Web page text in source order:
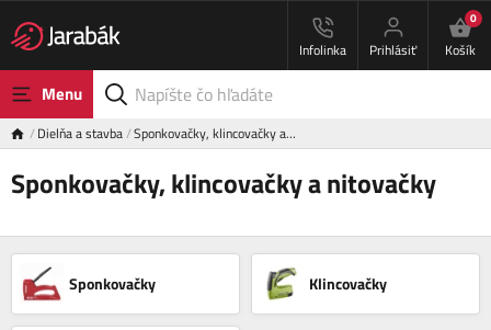
Infolinka Prihlásiť
0
Košík
Menu
Dielňa a stavba Sponkovačky, klincovačky a…
Sponkovačky, klincovačky a nitovačky
Sponkovačky Klincovačky